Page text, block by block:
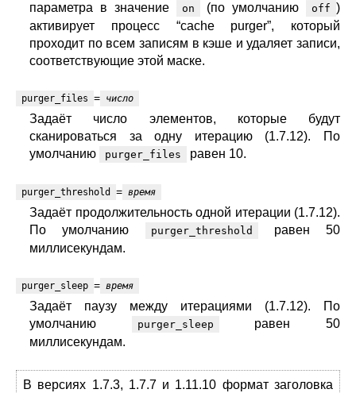
параметра в значение
on (по умолчанию off )
активирует процесс “cache purger”, который
проходит по всем записям в кэше и удаляет записи,
соответствующие этой маске.
purger_files = число
Задаёт число элементов, которые будут
сканироваться за одну итерацию (1.7.12). По
умолчанию
purger_files равен 10.
purger_threshold = время
Задаёт продолжительность одной итерации (1.7.12).
По умолчанию
purger_threshold
равен 50
миллисекундам.
purger_sleep = время
Задаёт паузу между итерациями (1.7.12). По
умолчанию
purger_sleep
равен 50
миллисекундам.
В версиях 1.7.3, 1.7.7 и 1.11.10 формат заголовка